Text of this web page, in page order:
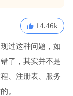
14.46k
过这种问题，如
了，其实并不是
、注册表、服务
。